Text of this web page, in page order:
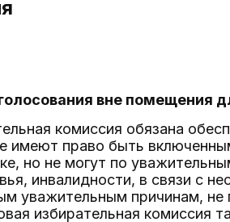
вне помещения
комиссия обязана
имеют право быть
но не могут по
инвалидности, в связи с
уважительным причинам,
избирательная комиссия